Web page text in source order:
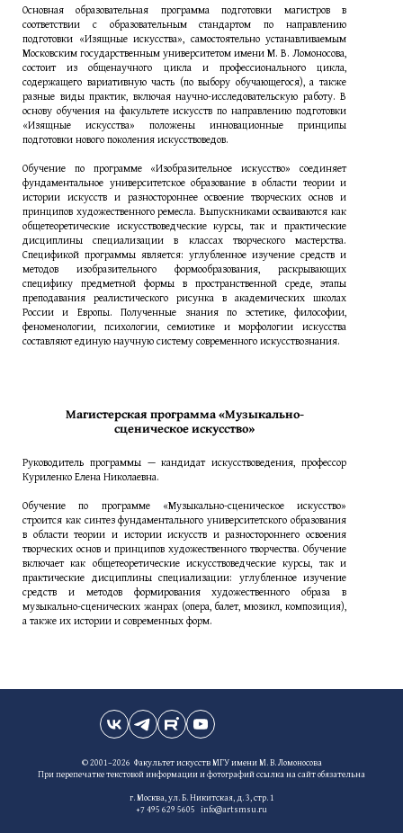
Руководитель программы — кандидат искусствоведения, профессор
Куриленко Елена Николаевна.
Обучение по программе «Музыкально-сценическое искусство»
строится как синтез фундаментального университетского образования
в области теории и истории искусств и разностороннего освоения
творческих основ и принципов художественного творчества. Обучение
включает как общетеоретические искусствоведческие курсы, так и
практические дисциплины специализации: углубленное изучение
средств и методов формирования художественного образа в
музыкально-сценических жанрах (опера, балет, мюзикл, композиция),
а также их истории и современных форм.
Магистерская программа «Музыкально-
сценическое искусство»
Основная образовательная программа подготовки магистров в
соответствии с образовательным стандартом по направлению
подготовки «Изящные искусства», самостоятельно устанавливаемым
Московским государственным университетом имени М. В. Ломоносова,
состоит из общенаучного цикла и профессионального цикла,
содержащего вариативную часть (по выбору обучающегося), а также
разные виды практик, включая научно-исследовательскую работу. В
основу обучения на факультете искусств по направлению подготовки
«Изящные искусства» положены инновационные принципы
подготовки нового поколения искусствоведов.
Обучение по программе «Изобразительное искусство» соединяет
фундаментальное университетское образование в области теории и
истории искусств и разностороннее освоение творческих основ и
принципов художественного ремесла. Выпускниками осваиваются как
общетеоретические искусствоведческие курсы, так и практические
дисциплины специализации в классах творческого мастерства.
Спецификой программы является: углубленное изучение средств и
методов изобразительного формообразования, раскрывающих
специфику предметной формы в пространственной среде, этапы
преподавания реалистического рисунка в академических школах
России и Европы. Полученные знания по эстетике, философии,
феноменологии, психологии, семиотике и морфологии искусства
составляют единую научную систему современного искусствознания.
© 2001–2026 Факультет искусств МГУ имени М. В. Ломоносова
При перепечатке текстовой информации и фотографий ссылка на сайт обязательна
г. Москва, ул. Б. Никитская, д. 3, стр. 1
+7 495 629 5605 info@artsmsu.ru